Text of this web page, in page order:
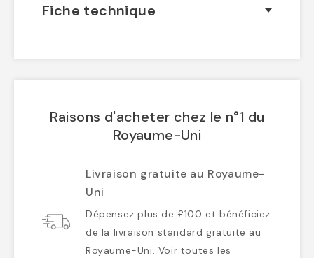
Fiche technique
Raisons d'acheter chez le n°1 du
Royaume-Uni
Livraison gratuite au Royaume-
Uni
Dépensez plus de £100 et bénéficiez
de la livraison standard gratuite au
Royaume-Uni. Voir toutes les